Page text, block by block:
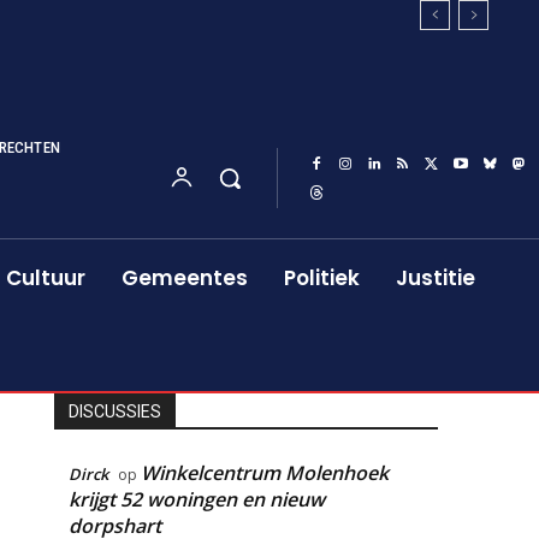
Cultuur Gemeentes Politiek Justitie
DISCUSSIES
Dirck op Winkelcentrum Molenhoek
krijgt 52 woningen en nieuw
dorpshart